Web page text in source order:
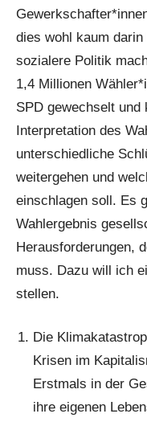
dies wohl kaum
sozialere Politik
1,4 Millionen
SPD gewechselt und
Interpretation des
unterschiedliche
weitergehen und
einschlagen soll. Es
Wahlergebnis
Herausforderungen,
muss. Dazu will ich
stellen.
Die
Krisen im
Erstmals in der
ihre eigenen